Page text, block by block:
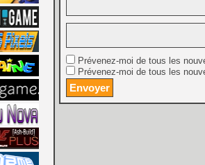
Prévenez-moi de tous les
Prévenez-moi de tous les